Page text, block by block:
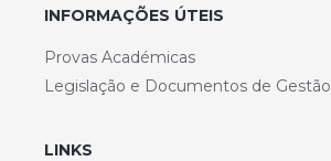
INFORMAÇÕES ÚTEIS
Provas Académicas
Legislação e Documentos de Gestão
LINKS